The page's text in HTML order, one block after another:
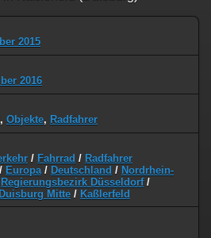
2015
2016
, Objekte, Radfahrer
/ Fahrrad / Radfahrer
/ Europa / Deutschland / Nordrhein-
Regierungsbezirk Düsseldorf/
Duisburg Mitte / Kaßlerfeld